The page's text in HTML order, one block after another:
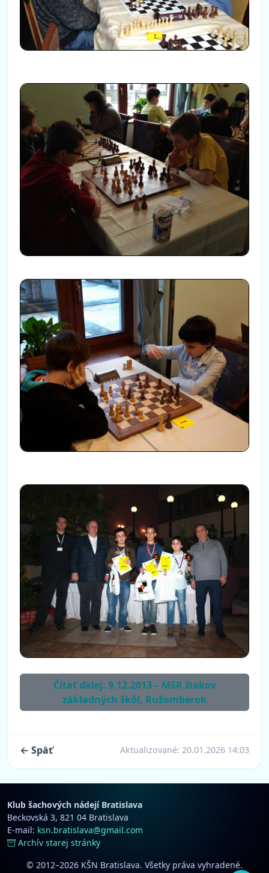
Čítať ďalej: 9.12.2013 – MSR žiakov
základných škôl, Ružomberok
← Späť Aktualizované: 20.01.2026 14:03
Klub šachových nádejí Bratislava
Beckovská 3, 821 04 Bratislava
E-mail: ksn.bratislava@gmail.com
Archív starej stránky
© 2012–2026 KŠN Bratislava. Všetky práva vyhradené.